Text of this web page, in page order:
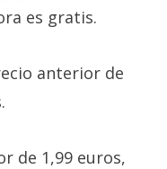
es gratis.
anterior de
de 1,99 euros,